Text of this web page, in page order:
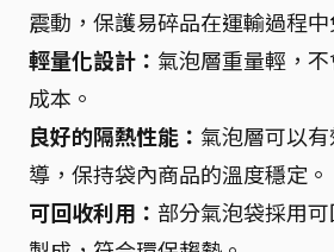
震動，保護易碎品在運輸過程中
輕量化設計： 氣泡層重量輕，
成本。
良好的隔熱性能： 氣泡層可以
導，保持袋內商品的溫度穩定。
可回收利用： 部分氣泡袋採用